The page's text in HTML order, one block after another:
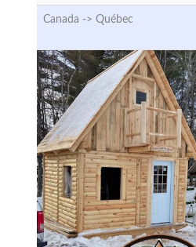
Canada -> Québec